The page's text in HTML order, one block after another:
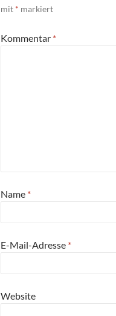
mit * markiert
Kommentar *
Name *
E-Mail-Adresse *
Website